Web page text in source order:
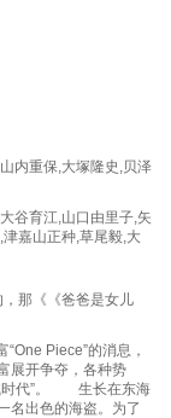
第60集
第64集
第68集
第72集
内重保,大塚隆史,贝泽
谷育江,山口由里子,矢
嘉山正种,草尾毅,大
，那《《爸爸是女儿
Piece”的消息，
展开争夺，各种势
时代”。 生长在东海
名出色的海盗。为了